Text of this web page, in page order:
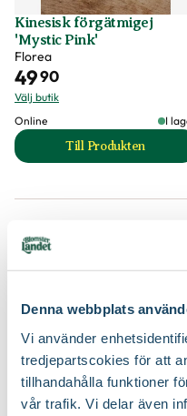
Denna webbplats
Vi använder
tredjepartscokies för att
tillhandahålla funktioner
vår trafik. Vi delar även
Kinesisk förgätmigej
'Mystic Pink'
Florea
4990
Välj butik
Online
I
Till Produkten
till Kinesisk
3 för 2